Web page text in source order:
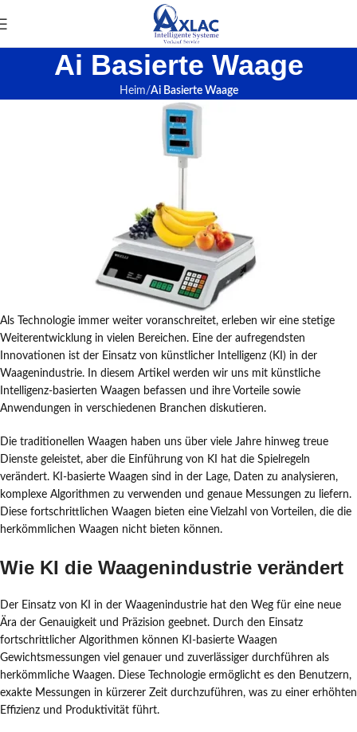
Ai Basierte Waage
Heim Ai Basierte Waage
Als Technologie immer weiter voranschreitet, erleben wir eine stetige
Weiterentwicklung in vielen Bereichen. Eine der aufregendsten
Innovationen ist der Einsatz von künstlicher Intelligenz (KI) in der
Waagenindustrie. In diesem Artikel werden wir uns mit künstliche
Intelligenz-basierten Waagen befassen und ihre Vorteile sowie
Anwendungen in verschiedenen Branchen diskutieren.
Die traditionellen Waagen haben uns über viele Jahre hinweg treue
Dienste geleistet, aber die Einführung von KI hat die Spielregeln
verändert. KI-basierte Waagen sind in der Lage, Daten zu analysieren,
komplexe Algorithmen zu verwenden und genaue Messungen zu liefern.
Diese fortschrittlichen Waagen bieten eine Vielzahl von Vorteilen, die die
herkömmlichen Waagen nicht bieten können.
Wie KI die Waagenindustrie verändert
Der Einsatz von KI in der Waagenindustrie hat den Weg für eine neue
Ära der Genauigkeit und Präzision geebnet. Durch den Einsatz
fortschrittlicher Algorithmen können KI-basierte Waagen
Gewichtsmessungen viel genauer und zuverlässiger durchführen als
herkömmliche Waagen. Diese Technologie ermöglicht es den Benutzern,
exakte Messungen in kürzerer Zeit durchzuführen, was zu einer erhöhten
Effizienz und Produktivität führt.